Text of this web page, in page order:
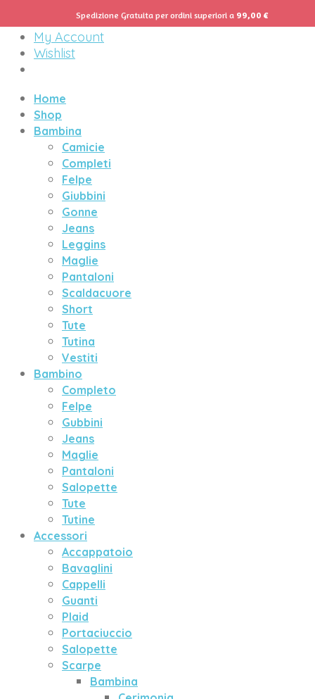
My Account
Wishlist
Home
Shop
Bambina
Camicie
Completi
Felpe
Giubbini
Gonne
Jeans
Leggins
Maglie
Pantaloni
Scaldacuore
Short
Tute
Tutina
Vestiti
Bambino
Completo
Felpe
Gubbini
Jeans
Maglie
Pantaloni
Salopette
Tute
Tutine
Accessori
Accappatoio
Bavaglini
Cappelli
Guanti
Plaid
Portaciuccio
Salopette
Scarpe
Bambina
Spedizione Gratuita per ordini superiori a 99,00 €